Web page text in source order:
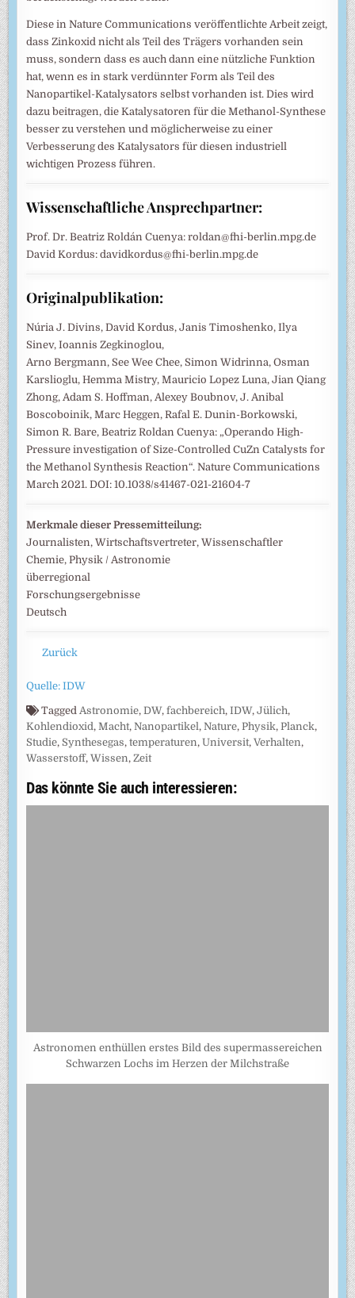
Diese in Nature Communications veröffentlichte Arbeit zeigt,
dass Zinkoxid nicht als Teil des Trägers vorhanden sein
muss, sondern dass es auch dann eine nützliche Funktion
hat, wenn es in stark verdünnter Form als Teil des
Nanopartikel-Katalysators selbst vorhanden ist. Dies wird
dazu beitragen, die Katalysatoren für die Methanol-Synthese
besser zu verstehen und möglicherweise zu einer
Verbesserung des Katalysators für diesen industriell
wichtigen Prozess führen.
Wissenschaftliche Ansprechpartner:
Prof. Dr. Beatriz Roldán Cuenya: roldan@fhi-berlin.mpg.de
David Kordus: davidkordus@fhi-berlin.mpg.de
Originalpublikation:
Núria J. Divins, David Kordus, Janis Timoshenko, Ilya
Sinev, Ioannis Zegkinoglou,
Arno Bergmann, See Wee Chee, Simon Widrinna, Osman
Karslioglu, Hemma Mistry, Mauricio Lopez Luna, Jian Qiang
Zhong, Adam S. Hoffman, Alexey Boubnov, J. Anibal
Boscoboinik, Marc Heggen, Rafal E. Dunin-Borkowski,
Simon R. Bare, Beatriz Roldan Cuenya: „Operando High-
Pressure investigation of Size-Controlled CuZn Catalysts for
the Methanol Synthesis Reaction“. Nature Communications
March 2021. DOI: 10.1038/s41467-021-21604-7
Merkmale dieser Pressemitteilung:
Journalisten, Wirtschaftsvertreter, Wissenschaftler
Chemie, Physik / Astronomie
überregional
Forschungsergebnisse
Deutsch
Zurück
Quelle: IDW
Tagged Astronomie, DW,fachbereich,IDW,Jülich,
Kohlendioxid, Macht, Nanopartikel, Nature, Physik, Planck,
Studie, Synthesegas,temperaturen,Universit,Verhalten,
Wasserstoff,Wissen, Zeit
Das könnte Sie auch interessieren:
Astronomen enthüllen erstes Bild des supermassereichen
Schwarzen Lochs im Herzen der Milchstraße